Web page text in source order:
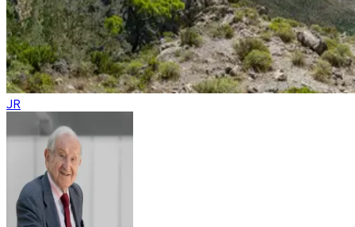
JR